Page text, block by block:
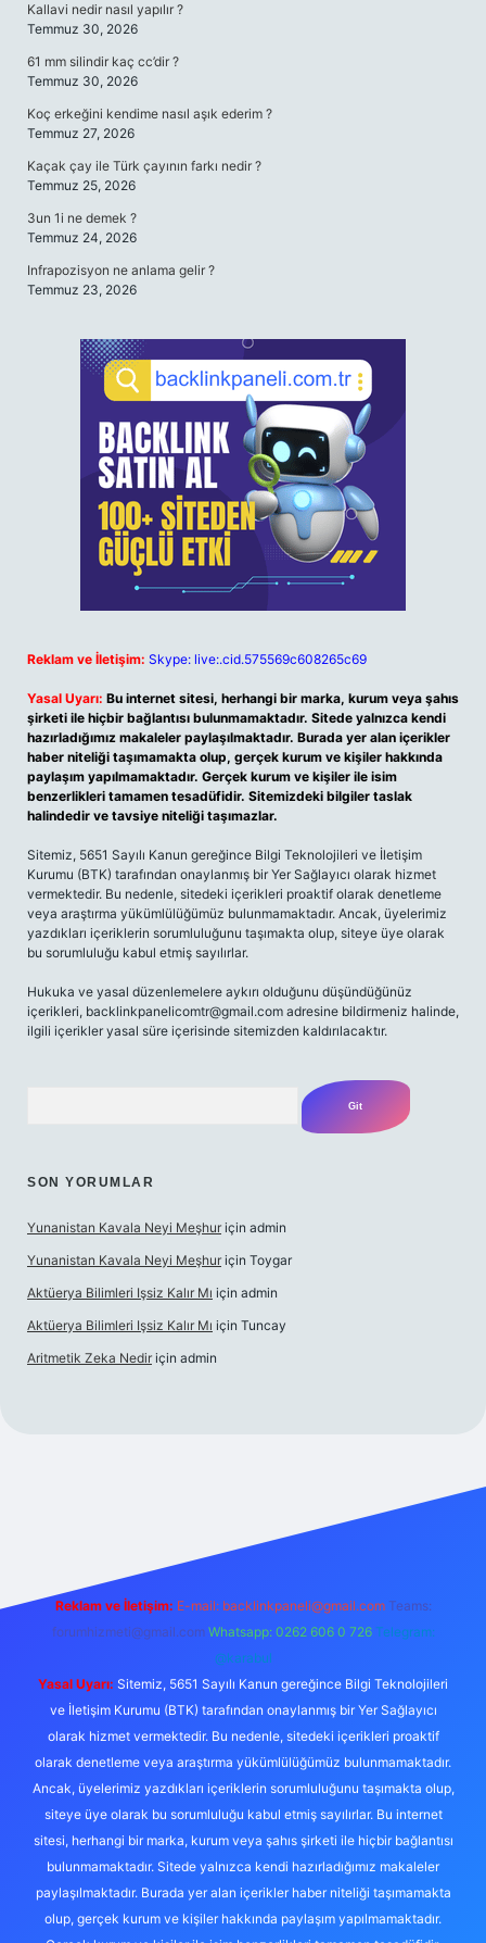
Kallavi nedir nasıl yapılır ?
Temmuz 30, 2026
61 mm silindir kaç cc’dir ?
Temmuz 30, 2026
Koç erkeğini kendime nasıl aşık ederim ?
Temmuz 27, 2026
Kaçak çay ile Türk çayının farkı nedir ?
Temmuz 25, 2026
3un 1i ne demek ?
Temmuz 24, 2026
Infrapozisyon ne anlama gelir ?
Temmuz 23, 2026
Reklam ve İletişim: Skype: live:.cid.575569c608265c69
Yasal Uyarı: Bu internet sitesi, herhangi bir marka, kurum veya şahıs
şirketi ile hiçbir bağlantısı bulunmamaktadır. Sitede yalnızca kendi
hazırladığımız makaleler paylaşılmaktadır. Burada yer alan içerikler
haber niteliği taşımamakta olup, gerçek kurum ve kişiler hakkında
paylaşım yapılmamaktadır. Gerçek kurum ve kişiler ile isim
benzerlikleri tamamen tesadüfidir. Sitemizdeki bilgiler taslak
halindedir ve tavsiye niteliği taşımazlar.
Sitemiz, 5651 Sayılı Kanun gereğince Bilgi Teknolojileri ve İletişim
Kurumu (BTK) tarafından onaylanmış bir Yer Sağlayıcı olarak hizmet
vermektedir. Bu nedenle, sitedeki içerikleri proaktif olarak denetleme
veya araştırma yükümlülüğümüz bulunmamaktadır. Ancak, üyelerimiz
yazdıkları içeriklerin sorumluluğunu taşımakta olup, siteye üye olarak
bu sorumluluğu kabul etmiş sayılırlar.
Hukuka ve yasal düzenlemelere aykırı olduğunu düşündüğünüz
içerikleri, backlinkpanelicomtr@gmail.com adresine bildirmeniz halinde,
ilgili içerikler yasal süre içerisinde sitemizden kaldırılacaktır.
SON YORUMLAR
Yunanistan Kavala Neyi Meşhur için admin
Yunanistan Kavala Neyi Meşhur için Toygar
Aktüerya Bilimleri Işsiz Kalır Mı için admin
Aktüerya Bilimleri Işsiz Kalır Mı için Tuncay
Aritmetik Zeka Nedir için admin
Reklam ve İletişim: E-mail: backlinkpaneli@gmail.com Teams:
forumhizmeti@gmail.com Whatsapp: 0262 606 0 726 Telegram:
@karabul
Yasal Uyarı: Sitemiz, 5651 Sayılı Kanun gereğince Bilgi Teknolojileri
ve İletişim Kurumu (BTK) tarafından onaylanmış bir Yer Sağlayıcı
olarak hizmet vermektedir. Bu nedenle, sitedeki içerikleri proaktif
olarak denetleme veya araştırma yükümlülüğümüz bulunmamaktadır.
Ancak, üyelerimiz yazdıkları içeriklerin sorumluluğunu taşımakta olup,
siteye üye olarak bu sorumluluğu kabul etmiş sayılırlar. Bu internet
sitesi, herhangi bir marka, kurum veya şahıs şirketi ile hiçbir bağlantısı
bulunmamaktadır. Sitede yalnızca kendi hazırladığımız makaleler
paylaşılmaktadır. Burada yer alan içerikler haber niteliği taşımamakta
olup, gerçek kurum ve kişiler hakkında paylaşım yapılmamaktadır.